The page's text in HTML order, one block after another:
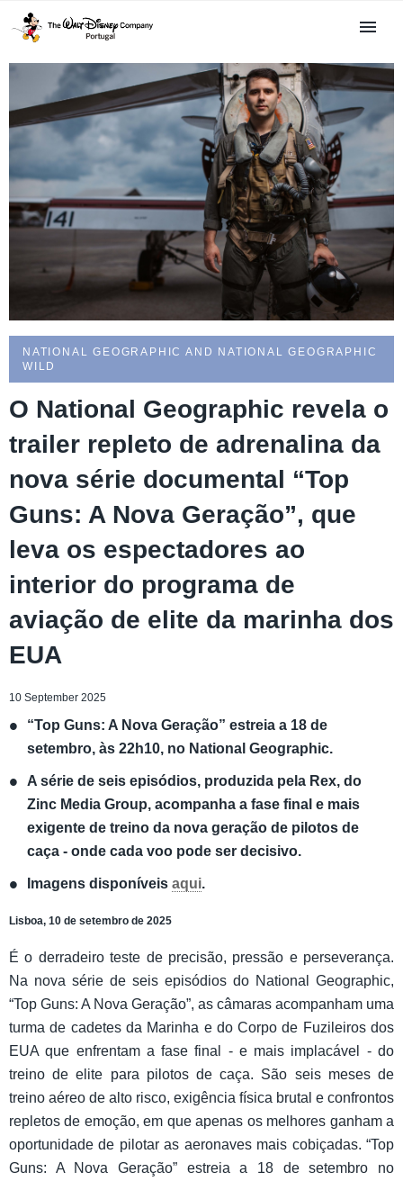
elite da marinha dos EUA
NATIONAL GEOGRAPHIC AND NATIONAL GEOGRAPHIC
WILD
O National Geographic revela o
trailer repleto de adrenalina da
nova série documental “Top
Guns: A Nova Geração”, que
leva os espectadores ao
interior do programa de
aviação de elite da marinha dos
EUA
10 September 2025
“Top Guns: A Nova Geração” estreia a 18 de
setembro, às 22h10, no National Geographic.
A série de seis episódios, produzida pela Rex, do
Zinc Media Group, acompanha a fase final e mais
exigente de treino da nova geração de pilotos de
caça - onde cada voo pode ser decisivo.
Imagens disponíveis aqui.
Lisboa, 10 de setembro de 2025
É o derradeiro teste de precisão, pressão e perseverança.
Na nova série de seis episódios do National Geographic,
“Top Guns: A Nova Geração”, as câmaras acompanham uma
turma de cadetes da Marinha e do Corpo de Fuzileiros dos
EUA que enfrentam a fase final - e mais implacável - do
treino de elite para pilotos de caça. São seis meses de
treino aéreo de alto risco, exigência física brutal e confrontos
repletos de emoção, em que apenas os melhores ganham a
oportunidade de pilotar as aeronaves mais cobiçadas. “Top
Guns: A Nova Geração” estreia a 18 de setembro no